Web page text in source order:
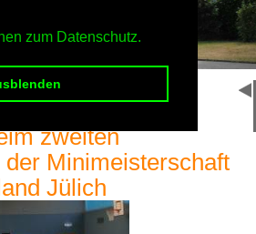
zum Datenschutz.
zweiten
Minimeisterschaft
Jülich